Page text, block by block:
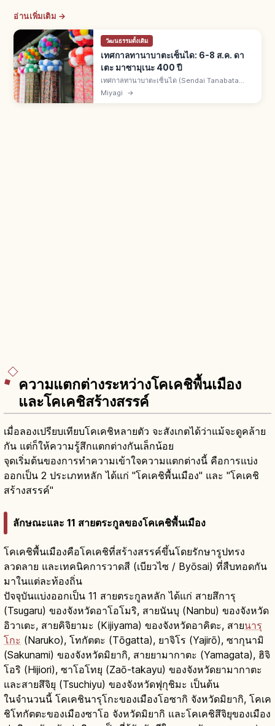
อ่านเพิ่มเติม →
วัฒนธรรมดั้งเดิม
เทศกาลทานาบาตะเซ็นได: 6-8 ส.ค. ดา
เตะ มาซามุเนะ 400 ปี
เทศกาลทานาบาตะเซ็นได (Sendai Tanabata
Matsuri) คืองานหน้าร้อนเซ็นได จ.มิยางิ จัด 6-8
ส.ค. ทุกปี สืบทอด 400 ปีจากดาเตะ มาซามุเนะ
Miyagi →
ความแตกต่างระหว่างโคเคชิพื้นเมือง
และโคเคชิสร้างสรรค์
เมื่อลองเปรียบเทียบโคเคชิหลายตัว จะสังเกตได้ว่าแม้จะดูคล้าย
กัน แต่ก็ให้ความรู้สึกแตกต่างกันเล็กน้อย
จุดเริ่มต้นของการทำความเข้าใจความแตกต่างนี้ คือการแบ่ง
ออกเป็น 2 ประเภทหลัก ได้แก่ "โคเคชิพื้นเมือง" และ "โคเคชิ
สร้างสรรค์"
ลักษณะและ 11 สายตระกูลของโคเคชิพื้นเมือง
โคเคชิพื้นเมืองคือโคเคชิที่สร้างสรรค์ขึ้นโดยรักษารูปทรง
ลวดลาย และเทคนิคการวาดสี (เบียวไซ / Byōsai) ที่สืบทอดกัน
มาในแต่ละท้องถิ่น
ปัจจุบันแบ่งออกเป็น 11 สายตระกูลหลัก ได้แก่ สายสึการุ
(Tsugaru) ของจังหวัดอาโอโมริ, สายนันบุ (Nanbu) ของจังหวัด
อิวาเตะ, สายคิจิยามะ (Kijiyama) ของจังหวัดอาคิตะ, สายนารุ
โกะ (Naruko), โทกัตตะ (Tōgatta), ยาจิโร (Yajirō), ซากุนามิ
(Sakunami) ของจังหวัดมิยากิ, สายยามากาตะ (Yamagata), ฮิจิ
โอริ (Hijiori), ซาโอโทยุ (Zaō-takayu) ของจังหวัดยามากาตะ
และสายสึจิยุ (Tsuchiyu) ของจังหวัดฟุกุชิมะ เป็นต้น
ในจำนวนนี้ โคเคชินารุโกะของเมืองโอซากิ จังหวัดมิยากิ, โคเค
ชิโทกัตตะของเมืองซาโอ จังหวัดมิยากิ และโคเคชิสึจิยุของเมือง